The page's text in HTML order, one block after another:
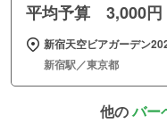
平均予算 3,000円
新宿天空ビアガーデン
新宿駅／東京都
他のバー